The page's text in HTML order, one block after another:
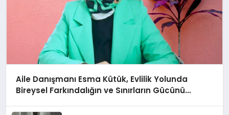
Aile Danışmanı Esma Kütük, Evlilik Yolunda
Bireysel Farkındalığın ve Sınırların Gücünü